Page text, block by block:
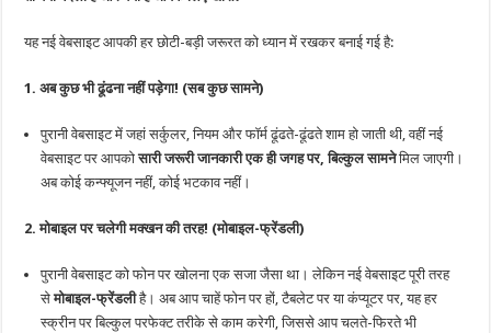
यह नई वेबसाइट आपकी हर छोटी-बड़ी जरूरत को ध्यान में रखकर बनाई गई है:
1. अब कुछ भी ढूंढना नहीं पड़ेगा! (सब कुछ सामने)
पुरानी वेबसाइट में जहां सर्कुलर, नियम और फॉर्म ढूंढते-ढूंढते शाम हो जाती थी, वहीं नई
वेबसाइट पर आपकोसारी जरूरी जानकारी एक ही जगह पर, बिल्कुल सामनेमिल जाएगी।
अब कोई कन्फ्यूजन नहीं, कोई भटकाव नहीं।
2. मोबाइल पर चलेगी मक्खन की तरह! (मोबाइल-फ्रेंडली)
पुरानी वेबसाइट को फोन पर खोलना एक सजा जैसा था। लेकिन नई वेबसाइट पूरी तरह
सेमोबाइल-फ्रेंडलीहै। अब आप चाहें फोन पर हों, टैबलेट पर या कंप्यूटर पर, यह हर
स्क्रीन पर बिल्कुल परफेक्ट तरीके से काम करेगी, जिससे आप चलते-फिरते भी